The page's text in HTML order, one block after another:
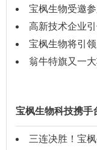
宝枫生物受邀
高新技术企业
宝枫生物将引
翁牛特旗又一
宝枫生物科技携
三连决胜！宝